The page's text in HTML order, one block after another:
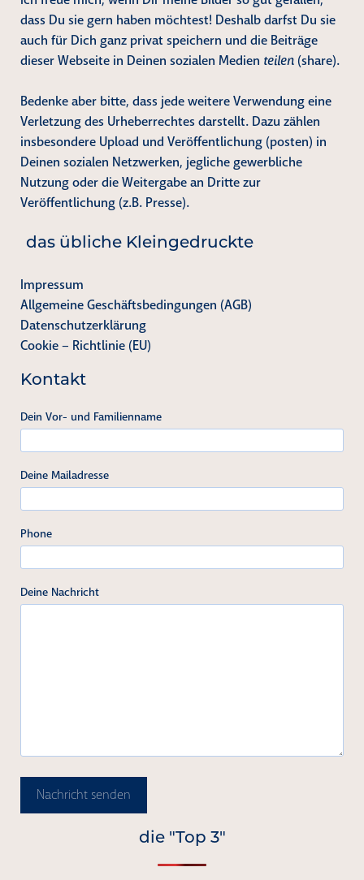
dass Du sie gern haben möchtest! Deshalb darfst Du sie
auch für Dich ganz privat speichern und die Beiträge
dieser Webseite in Deinen sozialen Medien teilen (share).
Bedenke aber bitte, dass jede weitere Verwendung eine
Verletzung des Urheberrechtes darstellt. Dazu zählen
insbesondere Upload und Veröffentlichung (posten) in
Deinen sozialen Netzwerken, jegliche gewerbliche
Nutzung oder die Weitergabe an Dritte zur
Veröffentlichung (z.B. Presse).
das übliche Kleingedruckte
Impressum
Allgemeine Geschäftsbedingungen (AGB)
Datenschutzerklärung
Cookie – Richtlinie (EU)
Kontakt
Dein Vor- und Familienname
Deine Mailadresse
Phone
Deine Nachricht
Nachricht senden
die "Top 3"